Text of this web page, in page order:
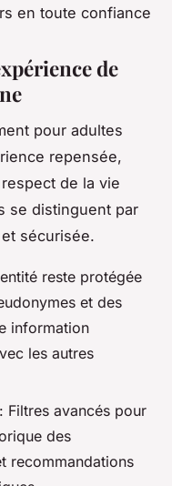
en toute confiance
de
pour adultes
repensée,
de la vie
se distinguent par
sécurisée.
reste protégée
et des
information
les autres
: Filtres avancés pour
des
recommandations